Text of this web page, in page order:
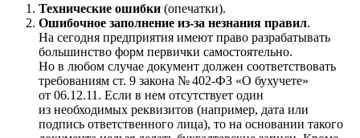
Технические ошибки (опечатки).
Ошибочное заполнение из-за незнания правил.
На сегодня предприятия имеют право разрабатывать
большинство форм первички самостоятельно.
Но в любом случае документ должен соответствовать
требованиям ст. 9 закона № 402-ФЗ «О бухучете»
от 06.12.11. Если в нем отсутствует один
из необходимых реквизитов (например, дата или
подпись ответственного лица), то на основании такого